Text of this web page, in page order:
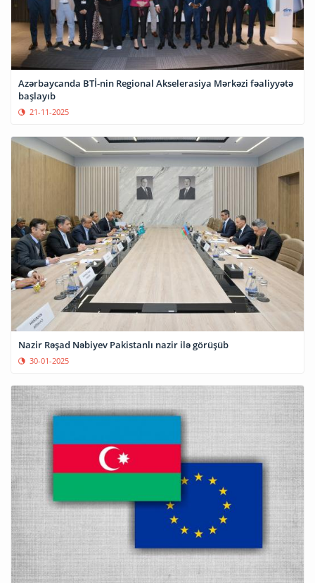
Azərbaycanda BTİ-nin Regional Akselerasiya Mərkəzi fəaliyyətə
başlayıb
21-11-2025
Nazir Rəşad Nəbiyev Pakistanlı nazir ilə görüşüb
30-01-2025